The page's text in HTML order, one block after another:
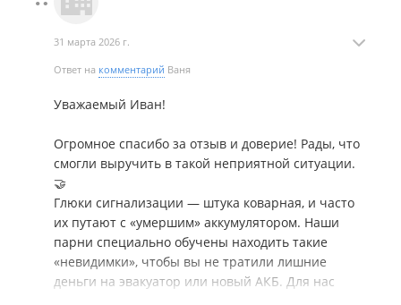
31 марта 2026 г.
Ответ на комментарий Ваня
Уважаемый Иван!
Огромное спасибо за отзыв и доверие! Рады, что
смогли выручить в такой неприятной ситуации.
🤝
Глюки сигнализации — штука коварная, и часто
их путают с «умершим» аккумулятором. Наши
парни специально обучены находить такие
«невидимки», чтобы вы не тратили лишние
деньги на эвакуатор или новый АКБ. Для нас